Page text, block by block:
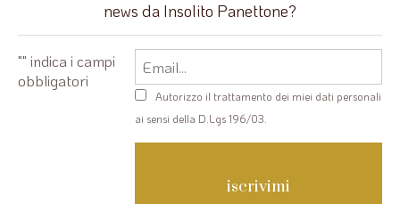
news da Insolito Panettone?
"" indica i campi
obbligatori
Email
Privacy
policy
Autorizzo il trattamento dei miei dati personali
ai sensi della D.Lgs 196/03.